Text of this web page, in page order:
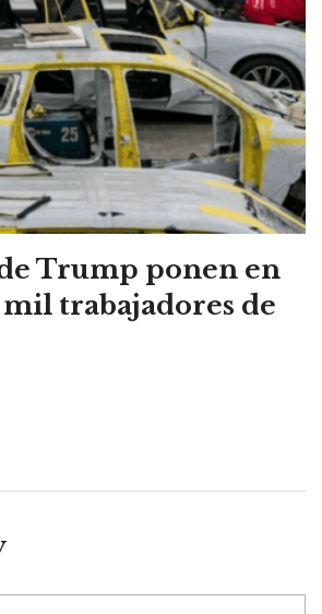
Trump ponen en
mil trabajadores de